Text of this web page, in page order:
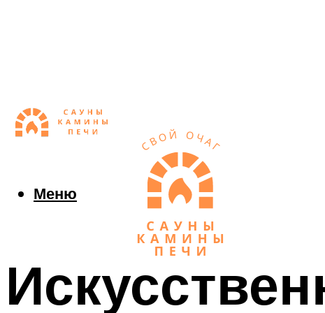
Меню